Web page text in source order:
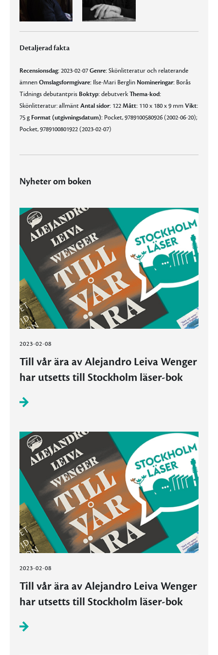
Detaljerad fakta
Recensionsdag:2023-02-07Genre:Skönlitteratur och relaterande
ämnenOmslagsformgivare: Ilse-Mari Berglin Nomineringar: Borås
Tidnings debutantpris Boktyp:debutverkThema-kod:
Skönlitteratur: allmäntAntal sidor: 122Mått: 110 x 180 x 9 mmVikt:
75 g Format (utgivningsdatum): Pocket, 9789100580926 (2002-06-20);
Pocket, 9789100801922 (2023-02-07)
Nyheter om boken
2023-02-08
Till vår ära av Alejandro Leiva Wenger
har utsetts till Stockholm läser-bok
2023-02-08
Till vår ära av Alejandro Leiva Wenger
har utsetts till Stockholm läser-bok